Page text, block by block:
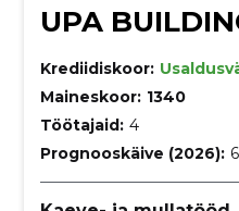
UPA
Krediidiskoor:
Maineskoor: 1340
Töötajaid: 4
Prognooskäive (2026):